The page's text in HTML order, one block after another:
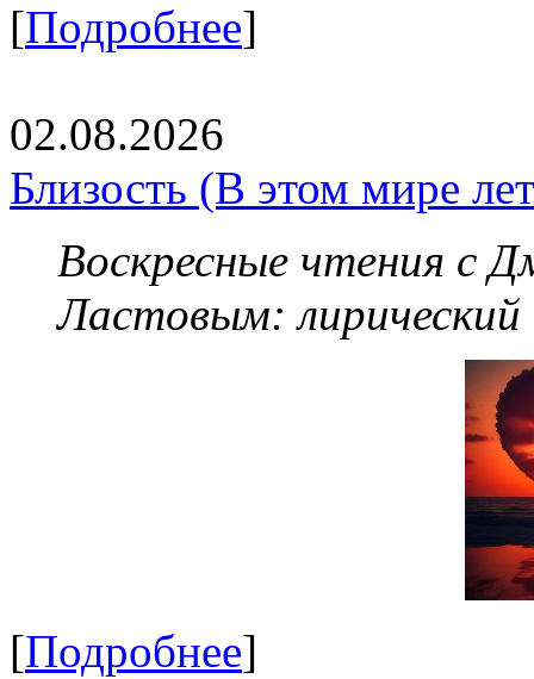
[Подробнее]
02.08.2026
Близость (В этом мире
Воскресные чтения с
Ластовым:
[Подробнее]